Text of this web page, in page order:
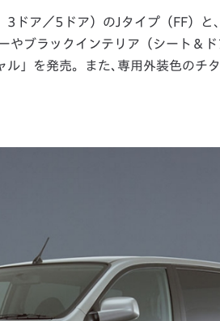
ア／5ドア）のJタイプ（FF）と
やブラックインテリア（シート＆
」を発売。また､専用外装色のチ